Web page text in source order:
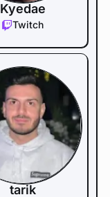
Kyedae
Twitch
tarik